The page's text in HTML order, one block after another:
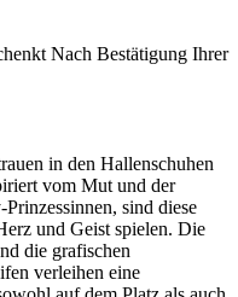
Nach Bestätigung Ihrer
in den Hallenschuhen
vom Mut und der
sind diese
und Geist spielen. Die
die grafischen
verleihen eine